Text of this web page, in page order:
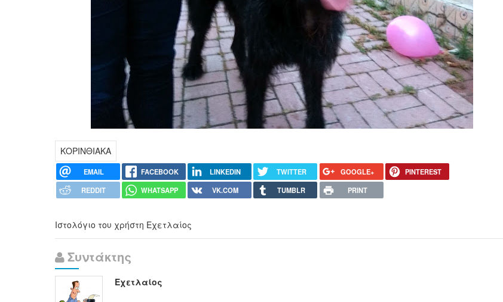
ΚΟΡΙΝΘΙΑΚΑ
EMAIL FACEBOOK LINKEDIN TWITTER GOOGLE+
PINTEREST
REDDIT
WHATSAPP VK.COM TUMBLR PRINT
Ιστολόγιο του χρήστη Εχετλαίος
Συντάκτης
Εχετλαίος